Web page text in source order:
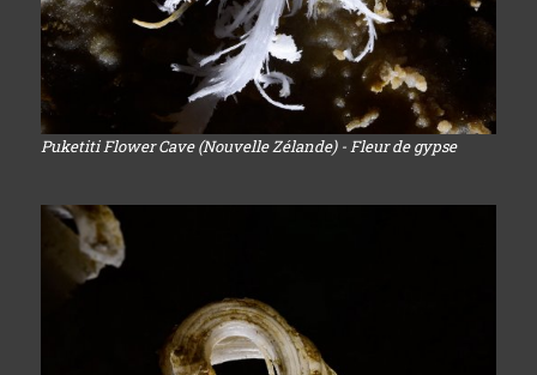
Puketiti Flower Cave (Nouvelle Zélande) - Fleur de gypse